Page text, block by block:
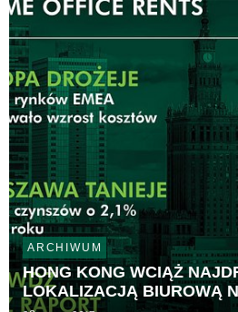
jedną trzecią budynku...
ARCHIWUM
HONG KONG WCIĄŻ
LOKALIZACJĄ BIUROWĄ